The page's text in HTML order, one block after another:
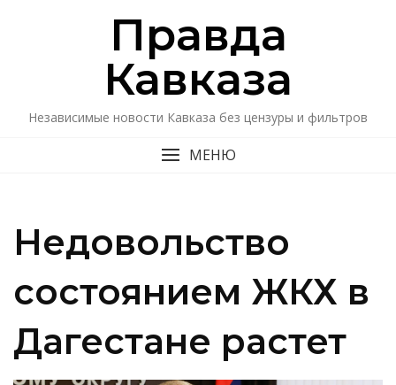
Правда
Кавказa
Независимые новости Кавказа без цензуры и фильтров
МЕНЮ
Недовольство
состоянием ЖКХ в
Дагестане растет